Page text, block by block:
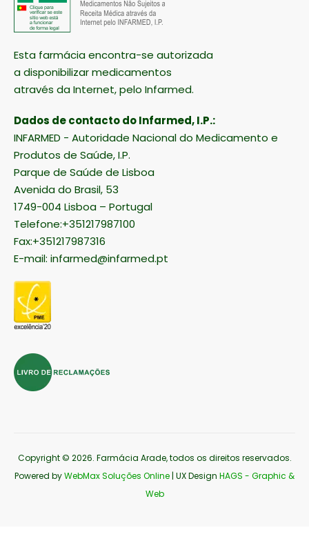
Esta farmácia encontra-se autorizada
a disponibilizar medicamentos
através da Internet, pelo Infarmed.
Dados de contacto do Infarmed, I.P.:
INFARMED - Autoridade Nacional do Medicamento e
Produtos de Saúde, I.P.
Parque de Saúde de Lisboa
Avenida do Brasil, 53
1749-004 Lisboa – Portugal
Telefone:+351217987100
Fax:+351217987316
E-mail: infarmed@infarmed.pt
Copyright © 2026. Farmácia Arade, todos os direitos reservados.
Powered byWebMax Soluções Online | UX Design HAGS - Graphic &
Web